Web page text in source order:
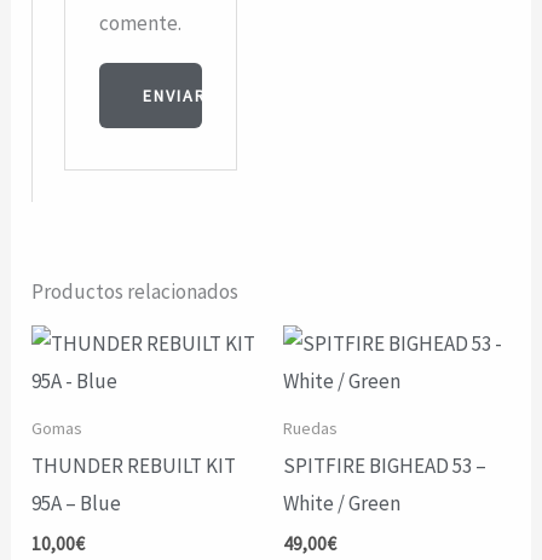
comente.
Productos relacionados
Gomas
THUNDER REBUILT KIT
95A – Blue
10,00€
Ruedas
SPITFIRE BIGHEAD 53 –
White / Green
49,00€